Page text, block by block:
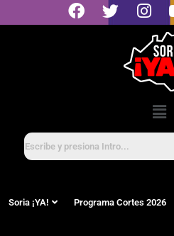
Soria ¡YA! Programa Cortes 2026